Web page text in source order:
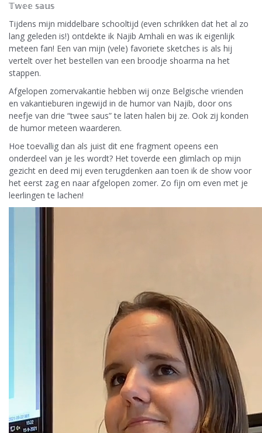
𝕋𝕨𝕖𝕖 𝕤𝕒𝕦𝕤
Tijdens mijn middelbare schooltijd (even schrikken dat het al zo
lang geleden is!) ontdekte ik Najib Amhali en was ik eigenlijk
meteen fan! Een van mijn (vele) favoriete sketches is als hij
vertelt over het bestellen van een broodje shoarma na het
stappen.
Afgelopen zomervakantie hebben wij onze Belgische vrienden
en vakantieburen ingewijd in de humor van Najib, door ons
neefje van drie “twee saus” te laten halen bij ze. Ook zij konden
de humor meteen waarderen.
Hoe toevallig dan als juist dit ene fragment opeens een
onderdeel van je les wordt? Het toverde een glimlach op mijn
gezicht en deed mij even terugdenken aan toen ik de show voor
het eerst zag en naar afgelopen zomer. Zo fijn om even met je
leerlingen te lachen!